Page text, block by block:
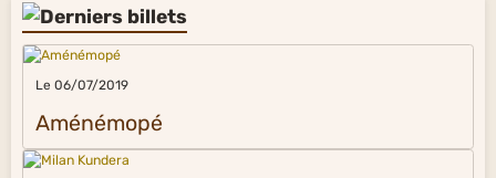
Le 06/07/2019
Aménémopé